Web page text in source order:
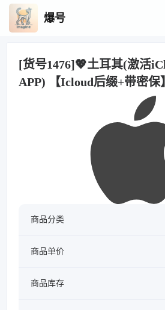
爆号
[货号1476]💖土耳其(激活
APP) 【Icloud后缀+带密保】
商品分类
商品单价
商品库存